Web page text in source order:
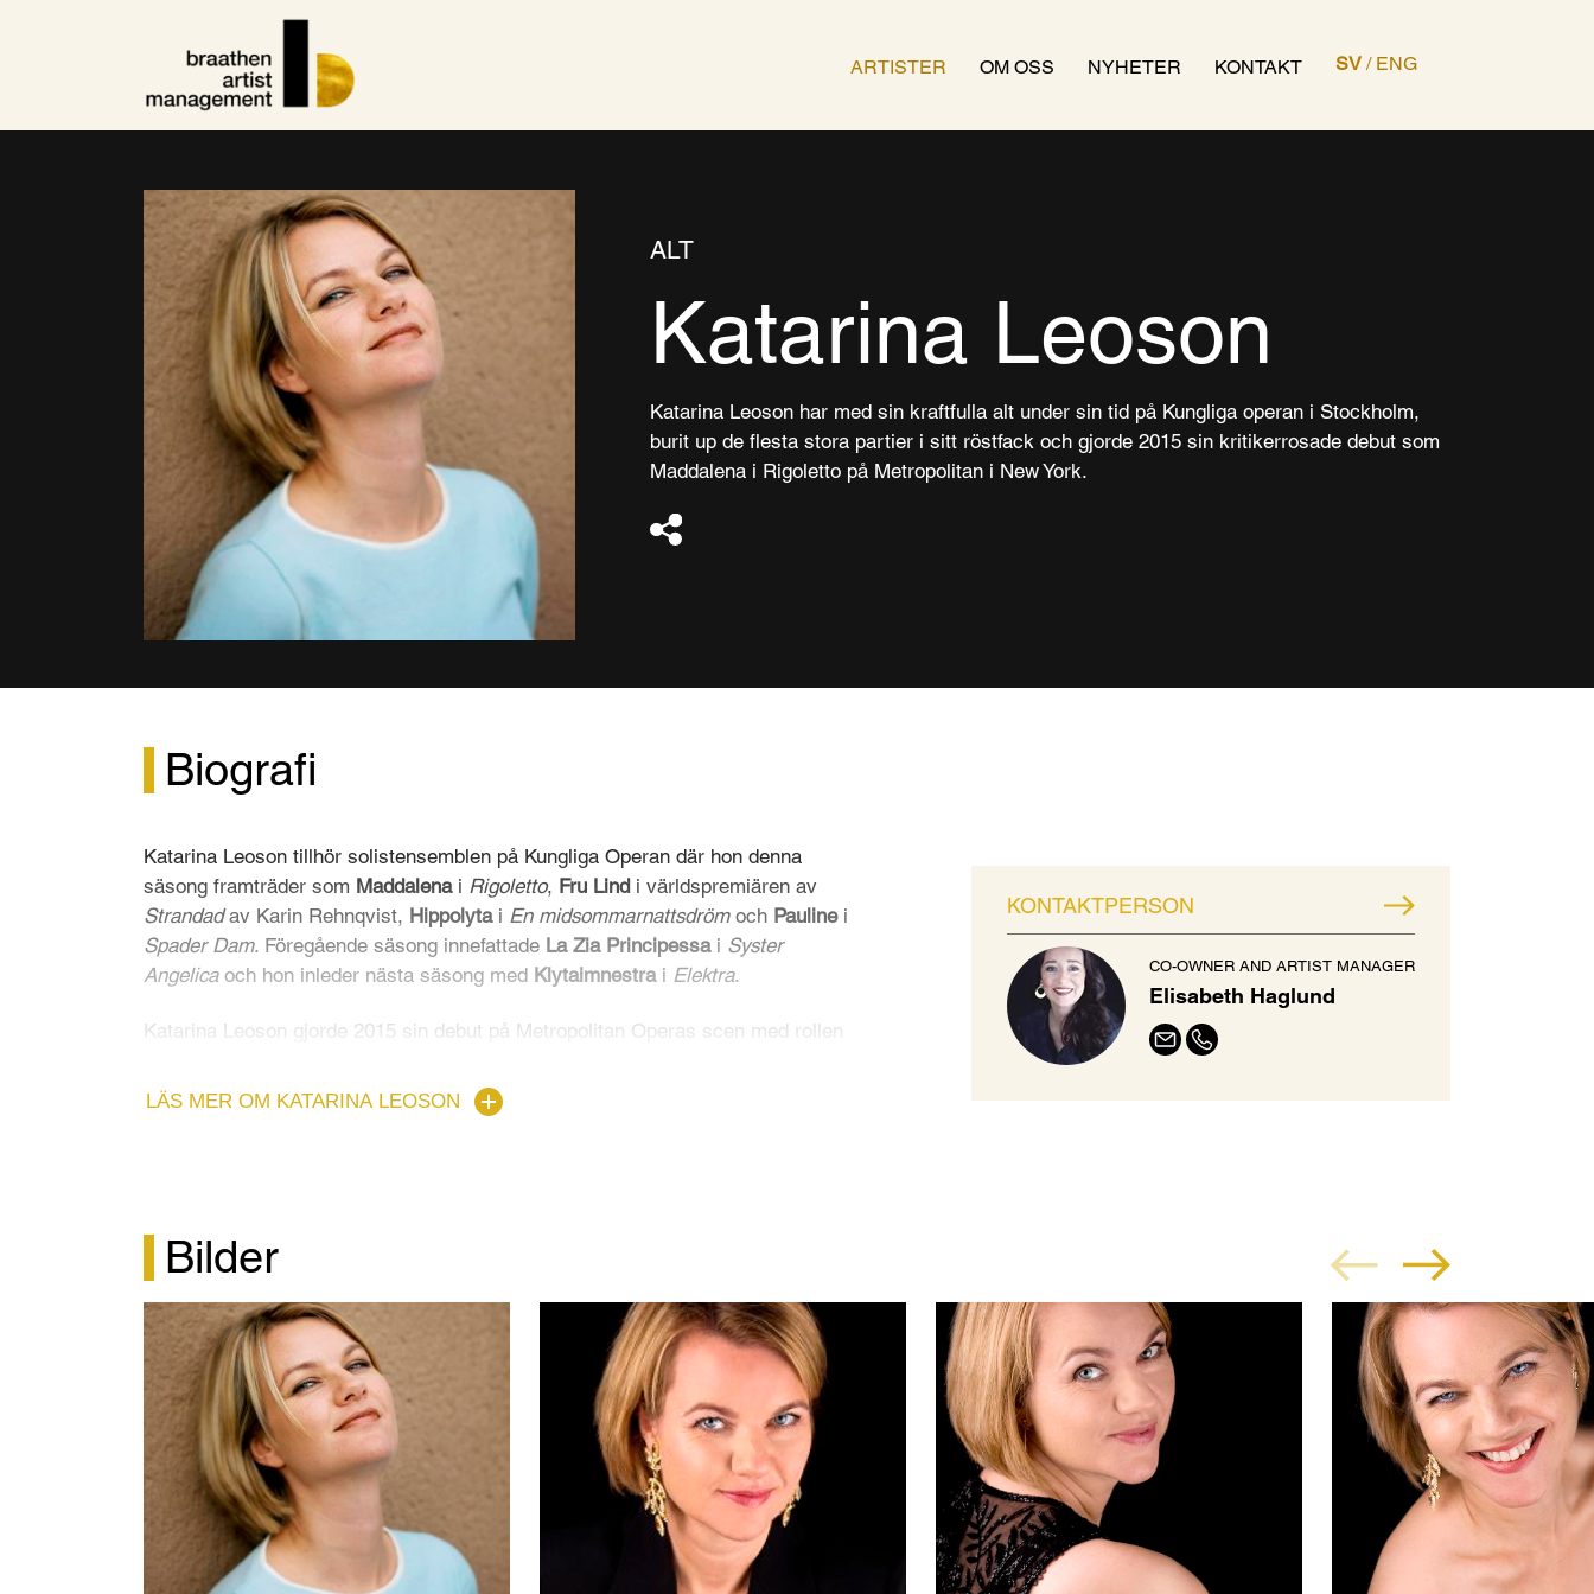
ARTISTER OM OSS NYHETER KONTAKT SV / ENG
ALT
Katarina Leoson
Katarina Leoson har med sin kraftfulla alt under sin tid på Kungliga operan i Stockholm,
burit up de flesta stora partier i sitt röstfack och gjorde 2015 sin kritikerrosade debut som
Maddalena i Rigoletto på Metropolitan i New York.
Biografi
Katarina Leoson tillhör solistensemblen på Kungliga Operan där hon denna
säsong framträder som Maddalenai Rigoletto, Fru Lindi världspremiären av
Strandadav Karin Rehnqvist, Hippolytai En midsommarnattsdröm och Paulinei
Spader Dam. Föregående säsong innefattade La Zia Principessai Syster
Angelicaoch hon inleder nästa säsong med Klytaimnestrai Elektra.
Katarina Leoson gjorde 2015 sin debut på Metropolitan Operas scen med rollen
som MarcellinaiFigaros Bröllop. Katarina har gästat Frankfurt Oper i rollen som
Den tjuvaktiga skatan
Slottsteater som
Academy of Music har hon framfrätt som
Katarina Leosons roller på Kungliga Operan innefattar bland andraFrickai
Valkyrian,Suzuki Madame Butterfly AskungenochOrfeusi Glucks
Orfeus och Eurydikei Mats Eks kritikerrosade produktion. Hon har framträtt
som
Olga iEugene Onegin, Ulrica ,GenevièveiPelléas et
Mélisande,Tredje dameniTrollflöjten
, samt Second secretary to Mao i John
AdamsNixon in Chinaoch Xerxes. Några av de senaste
säsongernas roller har innefattat
Elizabetha i Victoria Borisova-OllasDracula
Diakonissani SzymanowskisKung Roger och titelrollen i Carmen.
På konsertscenen sjunger Katarina Leoson verk av tonsättare som Bach,
LÄS MER OM KATARINA LEOSON
KONTAKTPERSON
CO-OWNER AND ARTIST MANAGER
Elisabeth Haglund
Bilder